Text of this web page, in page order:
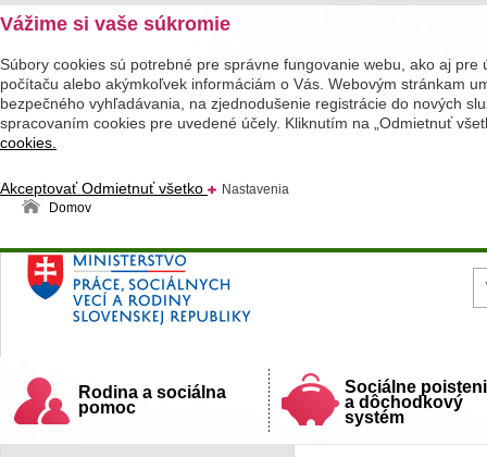
Vážime si vaše súkromie
Súbory cookies sú potrebné pre správne fungovanie webu, ako aj
počítaču alebo akýmkoľvek informáciám o Vás. Webovým stránkam
bezpečného vyhľadávania, na zjednodušenie registrácie do nových
spracovaním cookies pre uvedené účely. Kliknutím na „Odmietnuť
cookies.
AkceptovaťOdmietnuť všetko
Nastavenia
Domov
Ministerstvo práce, sociálnych vecí a rodiny
Slovenskej republiky
Rodina a sociálna
pomoc
Sociálne
a dôchodkový
systém